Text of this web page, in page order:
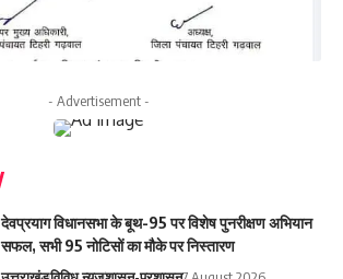
- Advertisement -
देवप्रयाग विधानसभा के बूथ-95 पर विशेष पुनरीक्षण अभियान
सफल, सभी 95 नोटिसों का मौके पर निस्तारण